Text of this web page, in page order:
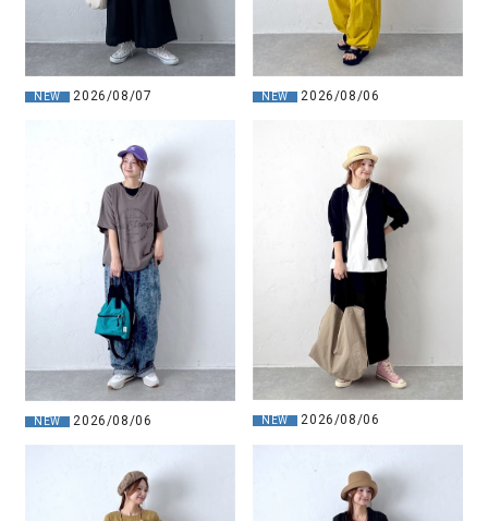
NEW 2026/08/07 NEW 2026/08/06
NEW 2026/08/06 NEW 2026/08/06